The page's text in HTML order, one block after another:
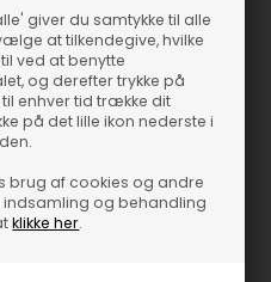
giver du samtykke til alle
at tilkendegive, hvilke
ved at benytte
og derefter trykke på
enhver tid trække dit
på det lille ikon nederste i
brug af cookies og andre
og behandling
klikke her.